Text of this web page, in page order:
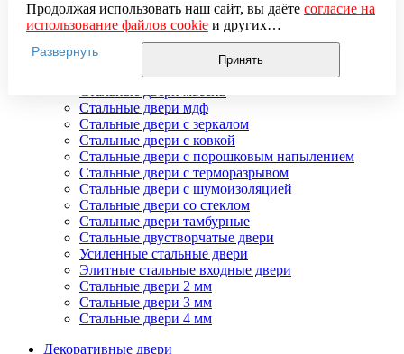
Стальная дверь на дачу
Стальные взломостойкие двери
Стальные входные двери в квартиру
Стальные двери в подъезд
Стальные двери внутреннего открывания
Стальные двери мдф
Стальные двери с зеркалом
Стальные двери с ковкой
Стальные двери с порошковым напылением
Стальные двери с терморазрывом
Стальные двери с шумоизоляцией
Стальные двери со стеклом
Стальные двери тамбурные
Стальные двустворчатые двери
Усиленные стальные двери
Элитные стальные входные двери
Стальные двери 2 мм
Стальные двери 3 мм
Стальные двери 4 мм
Декоративные двери
Продолжая использовать наш сайт, вы даёте согласие на
использование файлов cookieи других
пользовательских данных (включая IP-адрес, сведения о
местоположении, устройстве, действиях на сайте и т. п.)
для функционирования сайта, проведения
использования систем аналитики (например,
Яндекс.Метрика), в соответствии с нашей
обработки персональных данных.
Если вы не хотите, чтобы ваши данные обрабатывались,
настройте ограничения в браузере или покиньте сайт.
Развернуть
Принять